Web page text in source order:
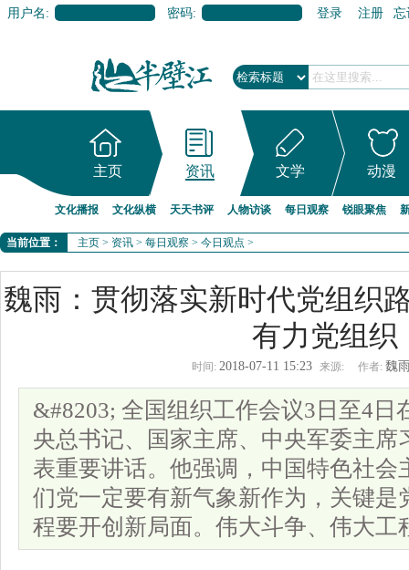
用户名: 密码: 登录 注册 忘
主页 资讯 文学 动漫
文化播报 文化纵横 天天书评 人物访谈 每日观察 锐眼聚焦
当前位置： 主页 > 资讯 > 每日观察 > 今日观点 >
魏雨：贯彻落实新时代党组织
有力党组织
时间: 2018-07-11 15:23 来源: 作者: 魏
&#8203; 全国组织工作会议3日至4日
央总书记、国家主席、中央军委主席
表重要讲话。他强调，中国特色社会
们党一定要有新气象新作为，关键是
程要开创新局面。伟大斗争、伟大工